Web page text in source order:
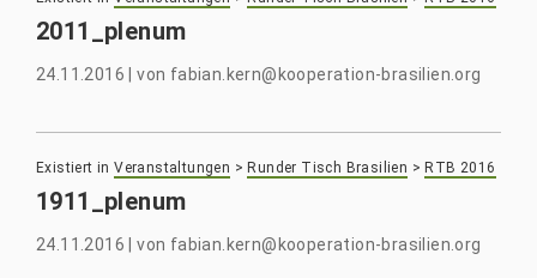
2011_plenum
24.11.2016 |von fabian.kern@kooperation-brasilien.org
Existiert in Veranstaltungen > Runder Tisch Brasilien > RTB 2016
1911_plenum
24.11.2016 |von fabian.kern@kooperation-brasilien.org